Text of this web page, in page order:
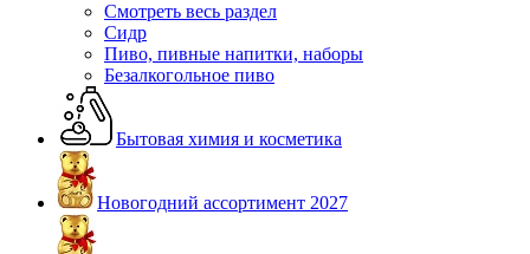
Смотреть весь раздел
Сидр
Пиво, пивные напитки, наборы
Безалкогольное пиво
Бытовая химия и косметика
Новогодний ассортимент 2027